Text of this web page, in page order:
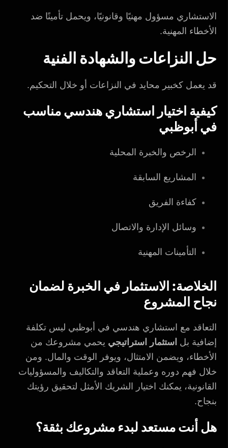
الاستشاري مسؤول مهنيًا وقانونيًا، ويحمل تأمينًا ضد
الأخطاء المهنية.
حل النزاعات والشهادة الفنية
قد يعمل كخبير محايد في النزاعات أو خلال التحكيم.
كيفية اختيار استشاري هندسي مناسب
في أبوظبي
الرخص والخبرة المحلية
المشاريع السابقة
كفاءة الفريق
وسائل الإدارة والاتصال
التأمينات المهنية
الخلاصة: الاستثمار في الخبرة لضمان
نجاح المشروع
التعاقد مع استشاري هندسي في أبوظبي ليس تكلفة
إضافية بل استثمار استراتيجي يحمي مشروعك من
الأخطاء، ويضمن الامتثال، ويوفر الوقت والمال. ومن
خلال فهم دوره وعملية التعاقد والتكاليف والمسؤوليات
القانونية، يمكنك اختيار الشريك الأمثل لتحقيق رؤيتك
بنجاح.
هل أنت مستعد لبدء مشروعك بثقة؟